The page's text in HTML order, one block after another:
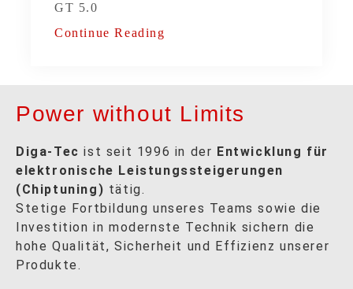
GT 5.0
Continue Reading
Power without Limits
Diga-Tec ist seit 1996 in der Entwicklung für
elektronische Leistungssteigerungen
(Chiptuning) tätig.
Stetige Fortbildung unseres Teams sowie die
Investition in modernste Technik sichern die
hohe Qualität, Sicherheit und Effizienz unserer
Produkte.